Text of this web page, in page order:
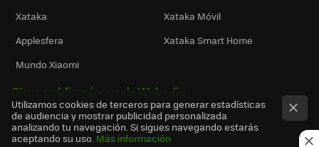
Xataka
Xataka Móvil
Applesfera
Xataka Smart Home
Mundo Xiaomi
Otras publicaciones de Webedia
Utilizamos cookies de terceros para generar estadísticas
de audiencia y mostrar publicidad personalizada
analizando tu navegación. Si sigues navegando estarás
aceptando su uso. Más información